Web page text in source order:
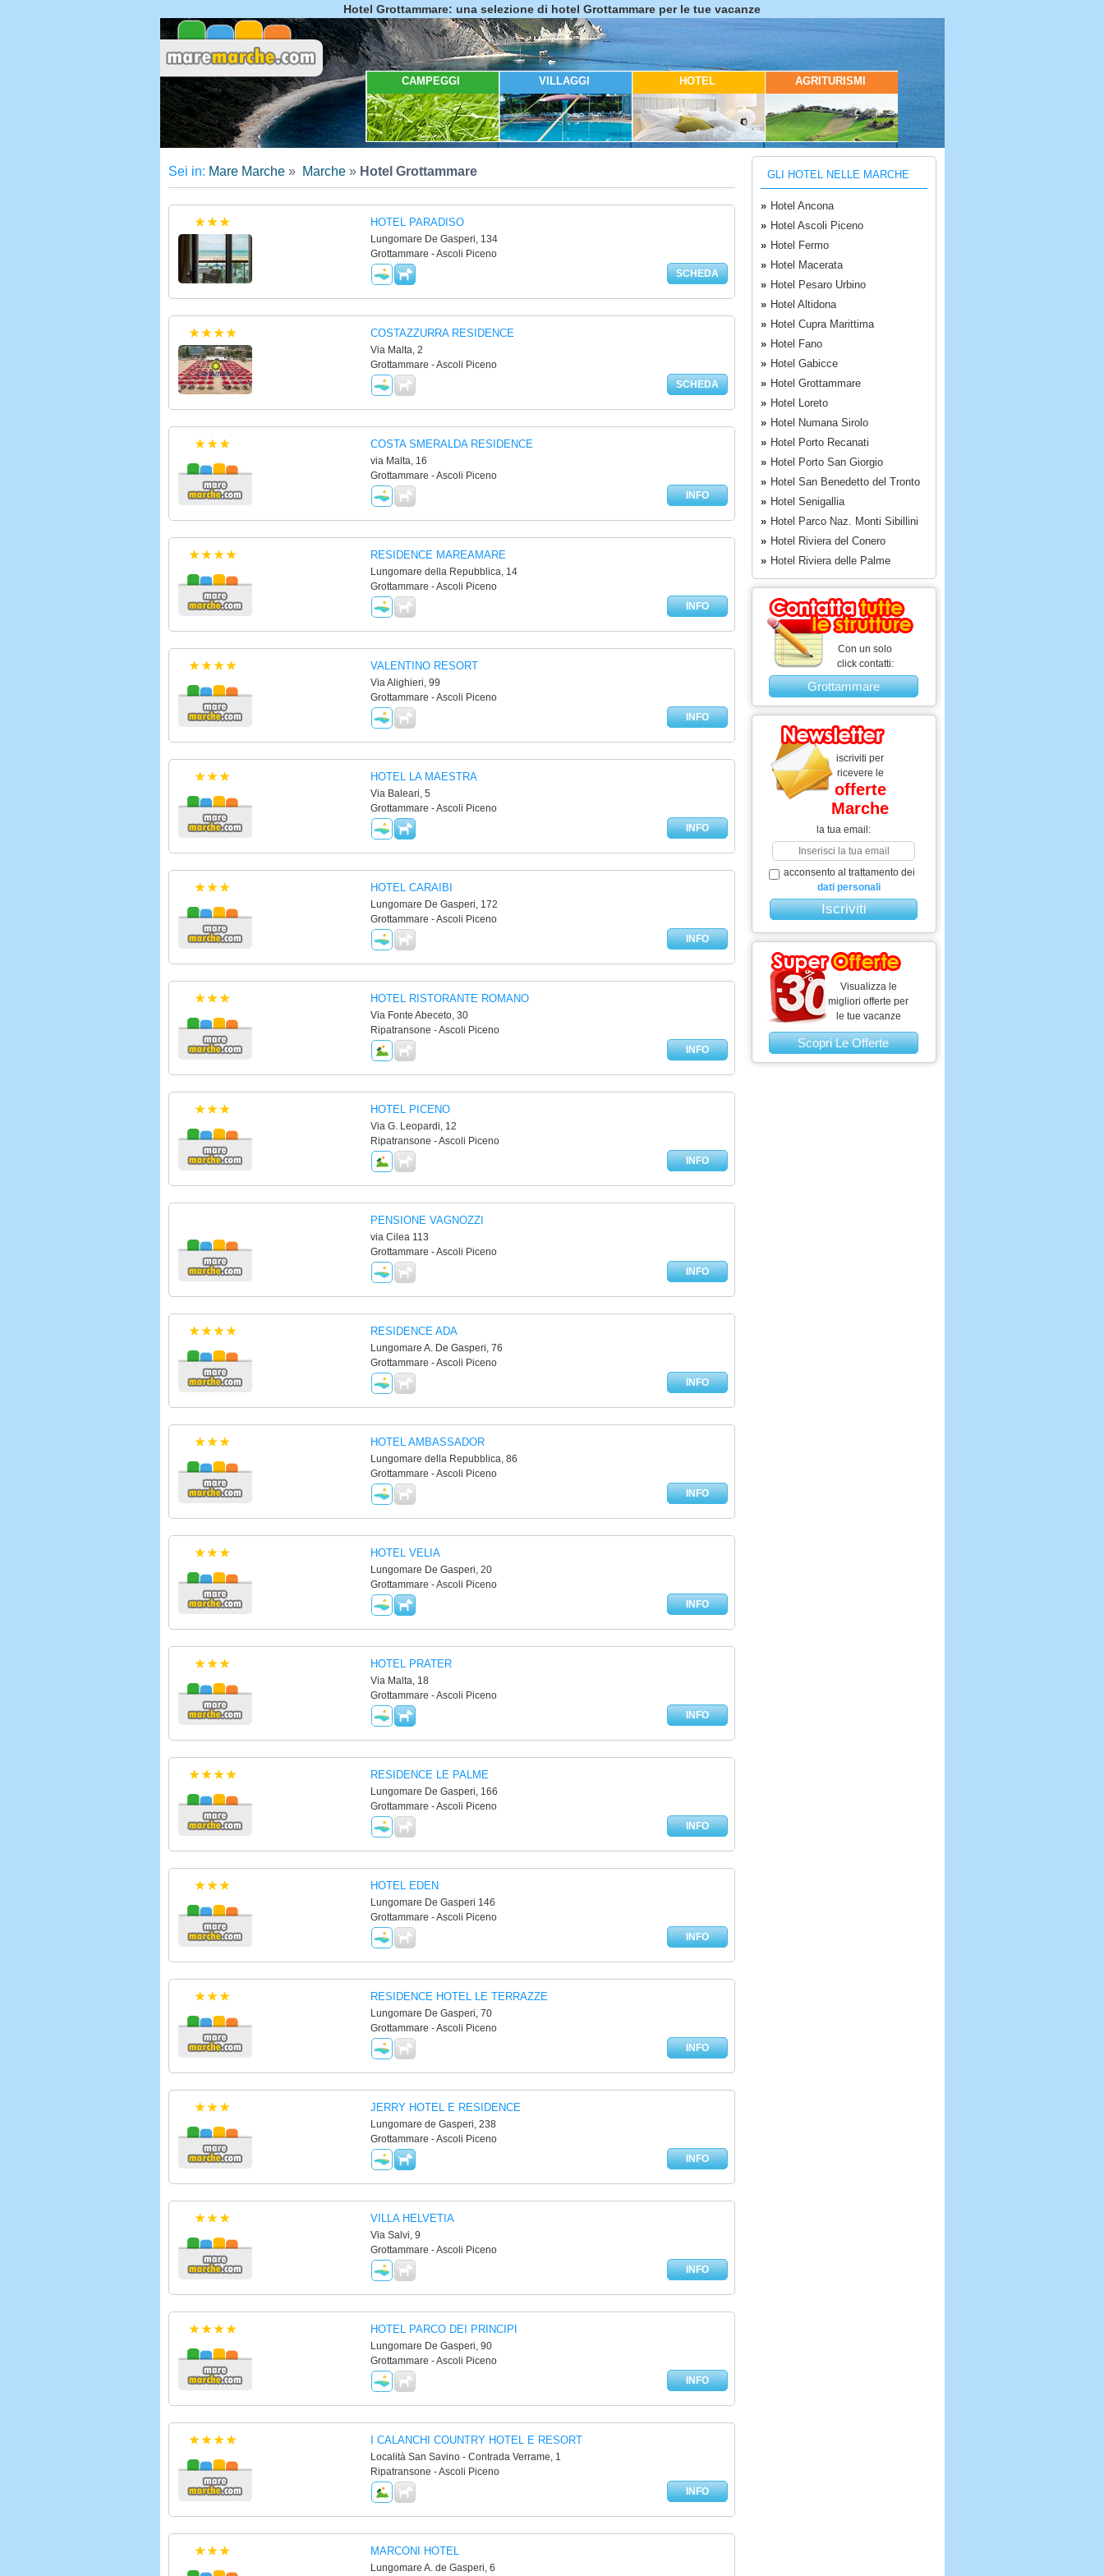
Hotel Grottammare: una selezione di hotel Grottammare per le tue vacanze
CAMPEGGI VILLAGGI HOTEL AGRITURISMI
Sei in: Mare Marche» Marche» Hotel Grottammare
HOTEL PARADISO
Lungomare De Gasperi, 134
Grottammare - Ascoli Piceno
SCHEDA
COSTAZZURRA RESIDENCE
Via Malta, 2
Grottammare - Ascoli Piceno
SCHEDA
COSTA SMERALDA RESIDENCE
via Malta, 16
Grottammare - Ascoli Piceno
INFO
RESIDENCE MAREAMARE
Lungomare della Repubblica, 14
Grottammare - Ascoli Piceno
INFO
VALENTINO RESORT
Via Alighieri, 99
Grottammare - Ascoli Piceno
INFO
HOTEL LA MAESTRA
Via Baleari, 5
Grottammare - Ascoli Piceno
INFO
HOTEL CARAIBI
Lungomare De Gasperi, 172
Grottammare - Ascoli Piceno
INFO
HOTEL RISTORANTE ROMANO
Via Fonte Abeceto, 30
Ripatransone - Ascoli Piceno
INFO
HOTEL PICENO
Via G. Leopardi, 12
Ripatransone - Ascoli Piceno
INFO
PENSIONE VAGNOZZI
via Cilea 113
Grottammare - Ascoli Piceno
INFO
RESIDENCE ADA
Lungomare A. De Gasperi, 76
Grottammare - Ascoli Piceno
INFO
HOTEL AMBASSADOR
Lungomare della Repubblica, 86
Grottammare - Ascoli Piceno
INFO
HOTEL VELIA
Lungomare De Gasperi, 20
Grottammare - Ascoli Piceno
INFO
HOTEL PRATER
Via Malta, 18
Grottammare - Ascoli Piceno
INFO
RESIDENCE LE PALME
Lungomare De Gasperi, 166
Grottammare - Ascoli Piceno
INFO
HOTEL EDEN
Lungomare De Gasperi 146
Grottammare - Ascoli Piceno
INFO
RESIDENCE HOTEL LE TERRAZZE
Lungomare De Gasperi, 70
Grottammare - Ascoli Piceno
INFO
JERRY HOTEL E RESIDENCE
Lungomare de Gasperi, 238
Grottammare - Ascoli Piceno
INFO
VILLA HELVETIA
Via Salvi, 9
Grottammare - Ascoli Piceno
INFO
HOTEL PARCO DEI PRINCIPI
Lungomare De Gasperi, 90
Grottammare - Ascoli Piceno
INFO
I CALANCHI COUNTRY HOTEL E RESORT
Località San Savino - Contrada Verrame, 1
Ripatransone - Ascoli Piceno
INFO
MARCONI HOTEL
Lungomare A. de Gasperi, 6
GLI HOTEL NELLE MARCHE
» Hotel Ancona
» Hotel Ascoli Piceno
» Hotel Fermo
» Hotel Macerata
» Hotel Pesaro Urbino
» Hotel Altidona
» Hotel Cupra Marittima
» Hotel Fano
» Hotel Gabicce
» Hotel Grottammare
» Hotel Loreto
» Hotel Numana Sirolo
» Hotel Porto Recanati
» Hotel Porto San Giorgio
» Hotel San Benedetto del Tronto
» Hotel Senigallia
» Hotel Parco Naz. Monti Sibillini
» Hotel Riviera del Conero
» Hotel Riviera delle Palme
Con un solo
click contatti:
Grottammare
iscriviti per
ricevere le
offerte
Marche
la tua email:
acconsento al trattamento dei
dati personali
Visualizza le
migliori offerte per
le tue vacanze
Scopri Le Offerte